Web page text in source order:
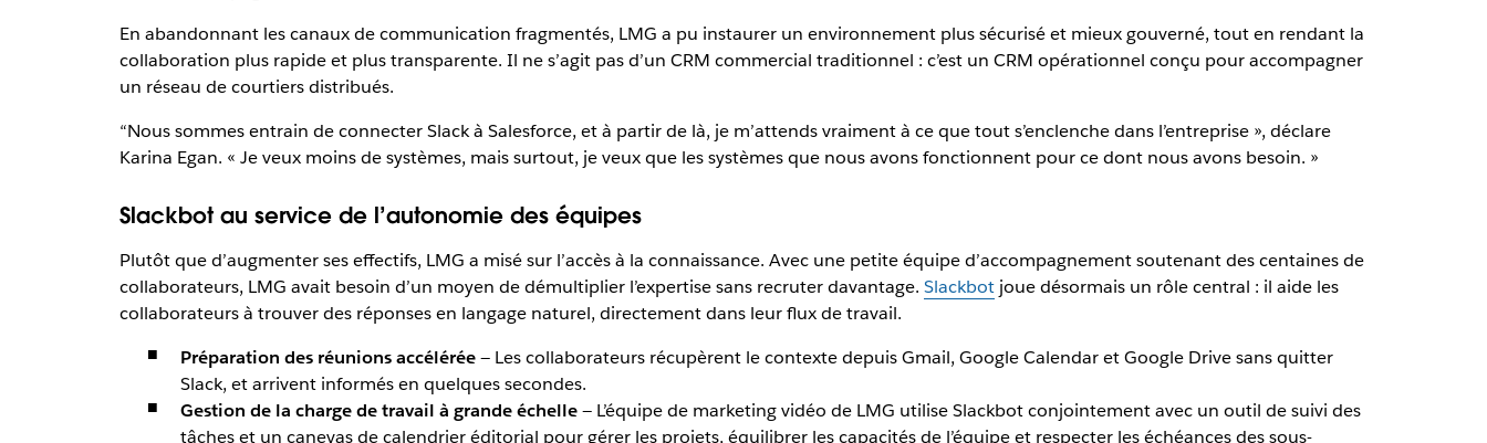
En abandonnant les canaux de communication fragmentés, LMG a pu instaurer un environnement plus sécurisé et mieux gouverné, tout en rendant la
collaboration plus rapide et plus transparente. Il ne s’agit pas d’un CRM commercial traditionnel : c’est un CRM opérationnel conçu pour accompagner
un réseau de courtiers distribués.
“Nous sommes entrain de connecter Slack à Salesforce, et à partir de là, je m’attends vraiment à ce que tout s’enclenche dans l’entreprise », déclare
Karina Egan. « Je veux moins de systèmes, mais surtout, je veux que les systèmes que nous avons fonctionnent pour ce dont nous avons besoin. »
Slackbot au service de l’autonomie des équipes
Plutôt que d’augmenter ses effectifs, LMG a misé sur l’accès à la connaissance. Avec une petite équipe d’accompagnement soutenant des centaines de
collaborateurs, LMG avait besoin d’un moyen de démultiplier l’expertise sans recruter davantage. Slackbotjoue désormais un rôle central : il aide les
collaborateurs à trouver des réponses en langage naturel, directement dans leur flux de travail.
Préparation des réunions accélérée— Les collaborateurs récupèrent le contexte depuis Gmail, Google Calendar et Google Drive sans quitter
Slack, et arrivent informés en quelques secondes.
Gestion de la charge de travail à grande échelle— L’équipe de marketing vidéo de LMG utilise Slackbot conjointement avec un outil de suivi des
tâches et un canevas de calendrier éditorial pour gérer les projets, équilibrer les capacités de l’équipe et respecter les échéances des sous-